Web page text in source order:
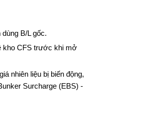
B/L gốc.
kho CFS trước khi mở
nhiên liệu bị biến động,
Surcharge (EBS) -